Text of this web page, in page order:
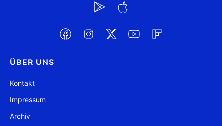
ÜBER UNS
Kontakt
Impressum
Archiv